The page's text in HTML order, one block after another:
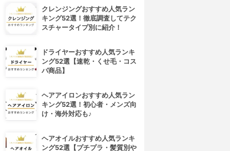
クレンジングおすすめ人気ラン
キング52選！徹底調査してテク
スチャータイプ別に紹介！
ドライヤーおすすめ人気ランキ
ング52選【速乾・くせ毛・コス
パ商品】
ヘアアイロンおすすめ人気ラン
キング52選！初心者・メンズ向
け・海外対応も♪
ヘアオイルおすすめ人気ランキ
ング52選【プチプラ・髪質別や